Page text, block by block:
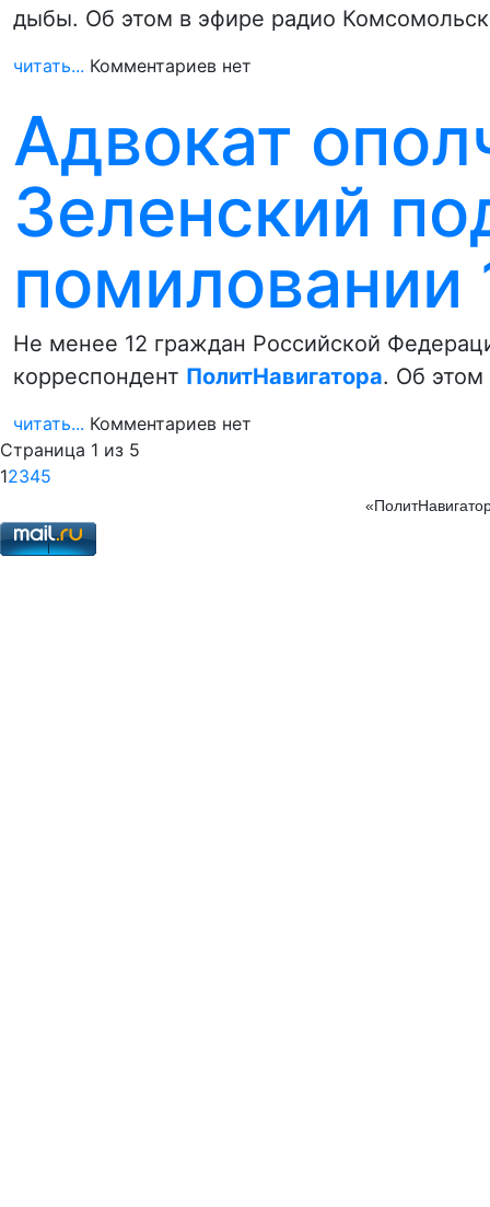
дыбы. Об этом в эфире радио
читать... Комментариев нет
Адвокат
Зеленский
помиловании
Не менее 12 граждан Российской
корреспондент ПолитНавигатора. Об этом
читать... Комментариев нет
Страница 1 из 5
12345